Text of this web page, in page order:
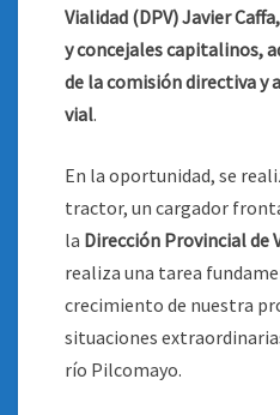
Vialidad (DPV) Javier
y concejales capitalinos,
de la comisión directiva y
vial.
En la oportunidad, se
tractor, un cargador
la Dirección Provincial de
realiza una tarea
crecimiento de nuestra
situaciones
río Pilcomayo.